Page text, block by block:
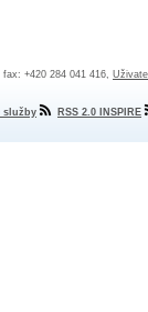
+420 284 041 416,
služby RSS 2.0 INSPIRE